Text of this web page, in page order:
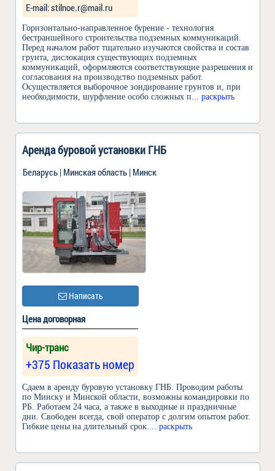
Е-mail: stilnoe.r@mail.ru
Горизонтально-направленное бурение - технология
бестраншейного строительства подземных коммуникаций.
Перед началом работ тщательно изучаются свойства и состав
грунта, дислокация существующих подземных
коммуникаций, оформляются соответствующие разрешения и
согласования на производство подземных работ.
Осуществляется выборочное зондирование грунтов и, при
необходимости, шурфление особо сложных п ... раскрыть
Аренда буровой установки ГНБ
Беларусь | Минская область | Минск
Написать
Цена договорная
Чир-транс
+375 Показать номер
Сдаем в аренду буровую установку ГНБ. Проводим работы
по Минску и Минской области, возможны командировки по
РБ. Работаем 24 часа, а также в выходные и праздничные
дни. Свободен всегда, свой оператор с долгим опытом работ.
Гибкие цены на длительный срок.
... раскрыть